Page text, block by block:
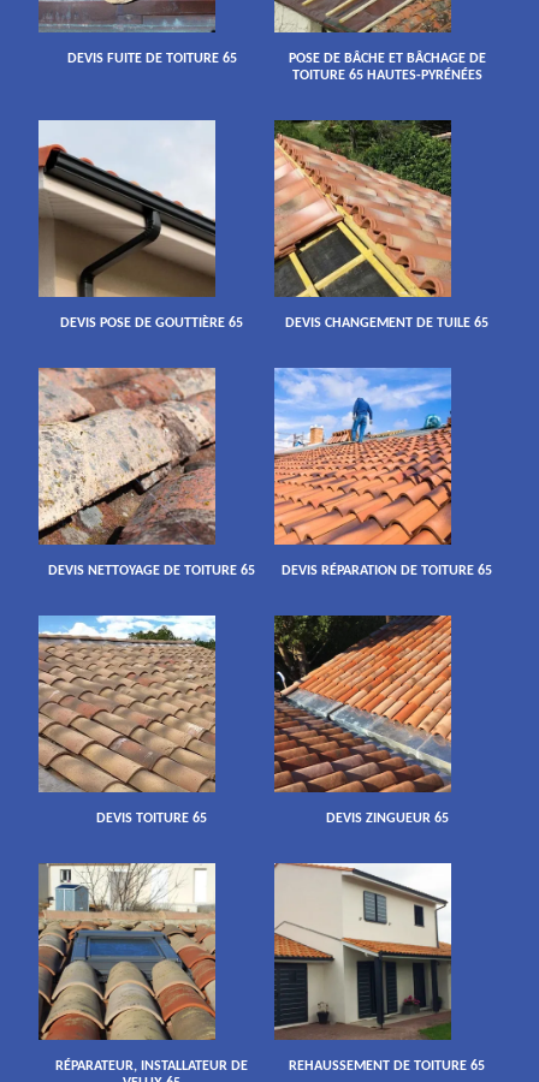
DEVIS FUITE DE TOITURE 65
POSE DE BÂCHE ET BÂCHAGE DE
TOITURE 65 HAUTES-PYRÉNÉES
DEVIS POSE DE GOUTTIÈRE 65 DEVIS CHANGEMENT DE TUILE 65
DEVIS NETTOYAGE DE TOITURE 65 DEVIS RÉPARATION DE TOITURE 65
DEVIS TOITURE 65 DEVIS ZINGUEUR 65
RÉPARATEUR, INSTALLATEUR DE
REHAUSSEMENT DE TOITURE 65